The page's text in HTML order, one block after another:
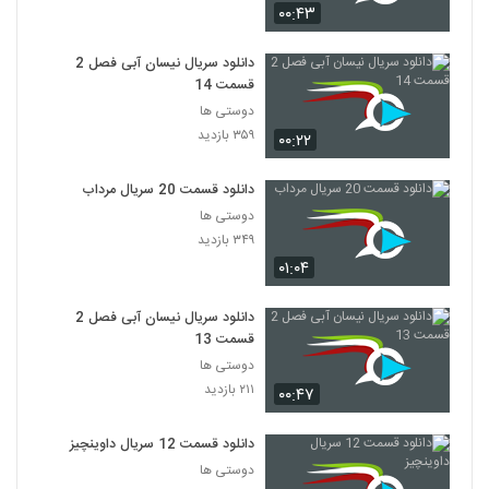
۰۰:۴۳
۰۰:۲۲
دانلود سریال نیسان آبی فصل 2
قسمت 14
دوستی ها
۳۵۹ بازدید
۰۱:۰۴
دانلود قسمت 20 سریال مرداب
دوستی ها
۳۴۹ بازدید
۰۰:۴۷
دانلود سریال نیسان آبی فصل 2
قسمت 13
دوستی ها
۲۱۱ بازدید
دانلود قسمت 12 سریال داوینچیز
دوستی ها